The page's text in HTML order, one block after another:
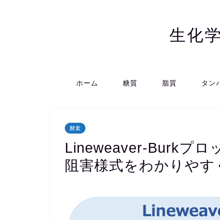
生化
ホーム 糖質 脂質 タン
酵素
Lineweaver-Burkプロ
阻害様式をわかりやす